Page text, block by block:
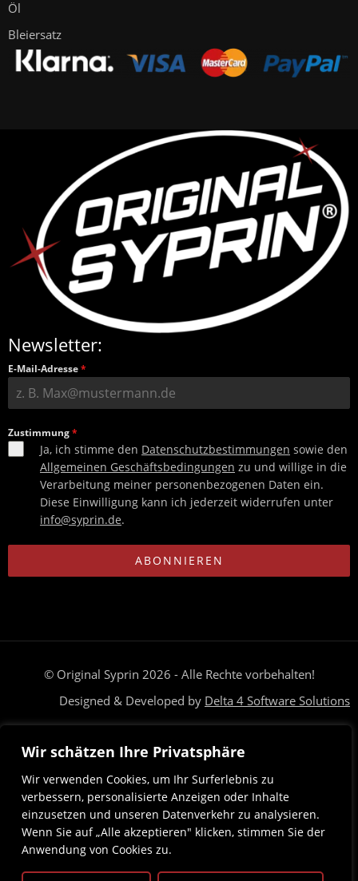
Wir schätzen Ihre Privatsphäre
Wir verwenden Cookies, um Ihr Surferlebnis zu
verbessern, personalisierte Anzeigen oder Inhalte
einzusetzen und unseren Datenverkehr zu analysieren.
Wenn Sie auf „Alle akzeptieren" klicken, stimmen Sie der
Anwendung von Cookies zu.
Öl
Bleiersatz
Newsletter:
E-Mail-Adresse*
Zustimmung*
Ja, ich stimme den Datenschutzbestimmungen sowie den
Allgemeinen Geschäftsbedingungen zu und willige in die
Verarbeitung meiner personenbezogenen Daten ein.
Diese Einwilligung kann ich jederzeit widerrufen unter
info@syprin.de.
ABONNIEREN
© Original Syprin 2026 - Alle Rechte vorbehalten!
Designed & Developed by Delta 4 Software Solutions
Deutsch Magyar(Ungarisch